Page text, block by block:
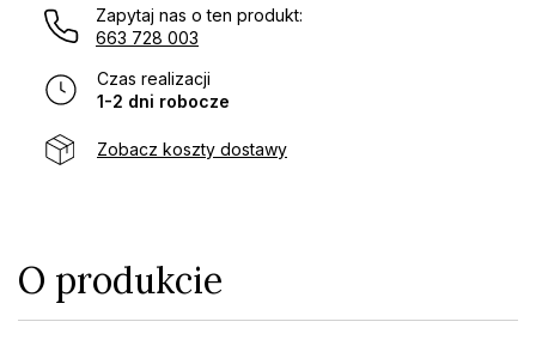
Zapytaj nas o ten produkt:
663 728 003
Czas realizacji
1-2 dni robocze
Zobacz koszty dostawy
O produkcie